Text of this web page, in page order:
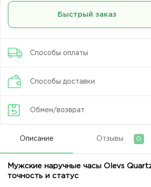
Быстрый заказ
Способы оплаты
Способы доставки
Обмен/возврат
Описание Отзывы 0
Мужские наручные часы Olevs
точность и статус